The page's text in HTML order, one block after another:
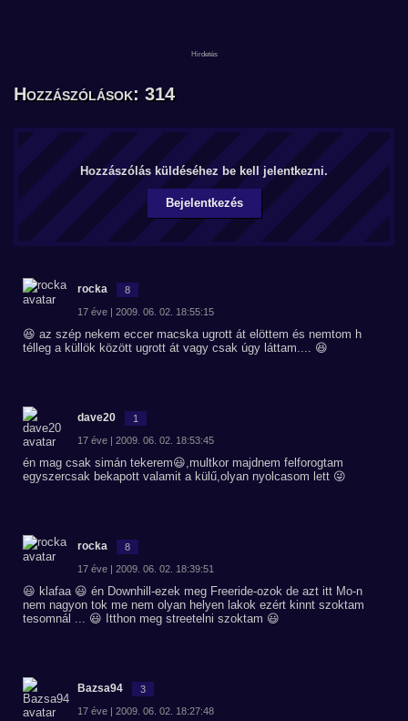
Hozzászólások: 314
Hozzászólás küldéséhez be kell jelentkezni.
Bejelentkezés
rocka 8
17 éve | 2009. 06. 02. 18:55:15
😆 az szép nekem eccer macska ugrott át elöttem és nemtom h
télleg a küllök között ugrott át vagy csak úgy láttam.... 😆
dave20 1
17 éve | 2009. 06. 02. 18:53:45
én mag csak simán tekerem😃,multkor majdnem felforogtam
egyszercsak bekapott valamit a külű,olyan nyolcasom lett 😜
rocka 8
17 éve | 2009. 06. 02. 18:39:51
😃 klafaa 😃 én Downhill-ezek meg Freeride-ozok de azt itt Mo-n
nem nagyon tok me nem olyan helyen lakok ezért kinnt szoktam
tesomnál ... 😃 Itthon meg streetelni szoktam 😃
Bazsa94 3
17 éve | 2009. 06. 02. 18:27:48